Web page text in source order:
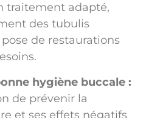
traitement adapté,
des tubulis
de restaurations
hygiène buccale :
de prévenir la
et ses effets négatifs